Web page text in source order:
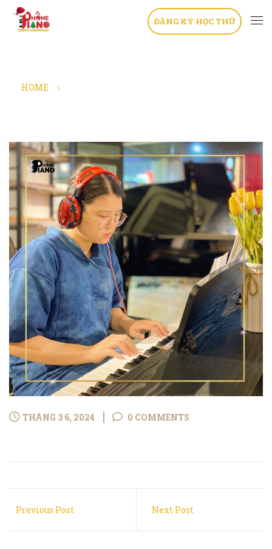
ĐĂNG KÝ HỌC THỬ
HOME
THÁNG 3 6, 2024 0 COMMENTS
Previous Post Next Post